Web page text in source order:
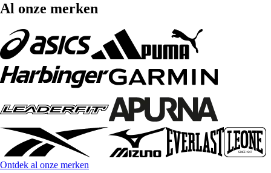
Al onze merken
Ontdek al onze merken